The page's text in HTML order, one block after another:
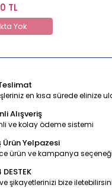
TL
Yok
en kısa sürede elinize
Alışveriş
ve kolay ödeme sistemi
Ürün Yelpazesi
ürün ve kampanya seçeneği
şikayetlerinizi bize